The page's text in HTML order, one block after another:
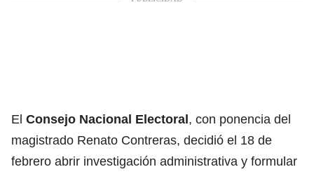
El Consejo Nacional Electoral, con ponencia del
magistrado Renato Contreras, decidió el 18 de
febrero abrir investigación administrativa y formular